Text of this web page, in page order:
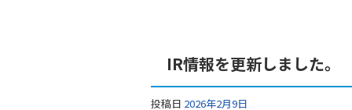
IR情報を更新しました。
投稿日 2026年2月9日